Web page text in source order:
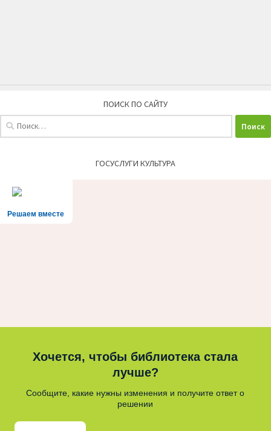
ПОИСК ПО САЙТУ
ГОСУСЛУГИ КУЛЬТУРА
Решаем вместе
Хочется, чтобы библиотека стала
лучше?
Сообщите, какие нужны изменения и получите ответ о
решении